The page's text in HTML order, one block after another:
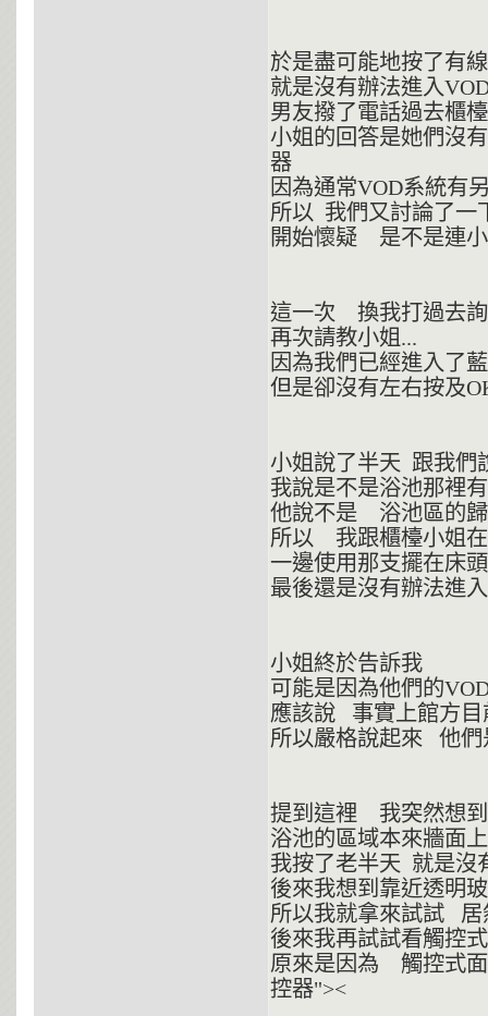
於是盡可能地按了有
就是沒有辦法進入
男友撥了電話過去櫃
小姐的回答是她們沒
器
因為通常VOD系統有
所以 我們又討論了
開始懷疑 是不是連
這一次 換我打過去
再次請教小姐...
因為我們已經進入了
但是卻沒有左右按及
小姐說了半天 跟我們
我說是不是浴池那裡
他說不是 浴池區的歸
所以 我跟櫃檯小姐
一邊使用那支擺在床
最後還是沒有辦法進
小姐終於告訴我
可能是因為他們的
應該說 事實上館方目
所以嚴格說起來 他們
提到這裡 我突然想到
浴池的區域本來牆面
我按了老半天 就是沒
後來我想到靠近透明
所以我就拿來試試
後來我再試試看觸控
原來是因為 觸控式
控器"><